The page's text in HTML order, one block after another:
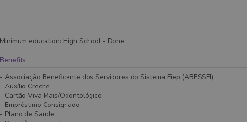
Minimum education: High School - Done
Benefits
- Associação Beneficente dos Servidores do Sistema Fiep (ABESSFI)
- Auxílio Creche
- Cartão Viva Mais/Odontológico
- Empréstimo Consignado
- Plano de Saúde